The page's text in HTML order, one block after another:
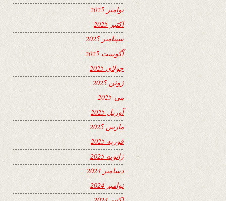
نوامبر 2025
اکتبر 2025
سپتامبر 2025
آگوست 2025
جولای 2025
ژوئن 2025
می 2025
آوریل 2025
مارس 2025
فوریه 2025
ژانویه 2025
دسامبر 2024
نوامبر 2024